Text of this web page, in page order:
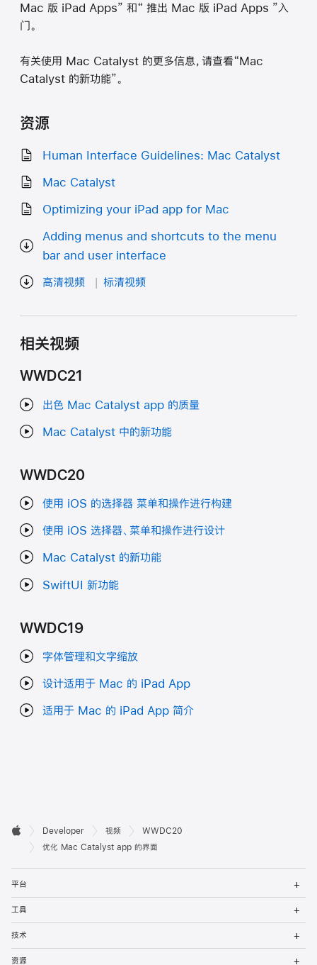
Mac 版 iPad Apps” 和“ 推出 Mac 版 iPad Apps ”入
门。
有关使用 Mac Catalyst 的更多信息，请查看“Mac
Catalyst 的新功能”。
资源
Human Interface Guidelines: Mac Catalyst
Mac Catalyst
Optimizing your iPad app for Mac
Adding menus and shortcuts to the menu
bar and user interface
高清视频 标清视频
相关视频
WWDC21
出色 Mac Catalyst app 的质量
Mac Catalyst 中的新功能
WWDC20
使用 iOS 的选择器 菜单和操作进行构建
使用 iOS 选择器、菜单和操作进行设计
Mac Catalyst 的新功能
SwiftUI 新功能
WWDC19
字体管理和文字缩放
设计适用于 Mac 的 iPad App
适用于 Mac 的 iPad App 简介
开
者
页
脚

Apple
Developer 视频
WWDC20
优化 Mac Catalyst app 的界面
平台
工具
技术
资源